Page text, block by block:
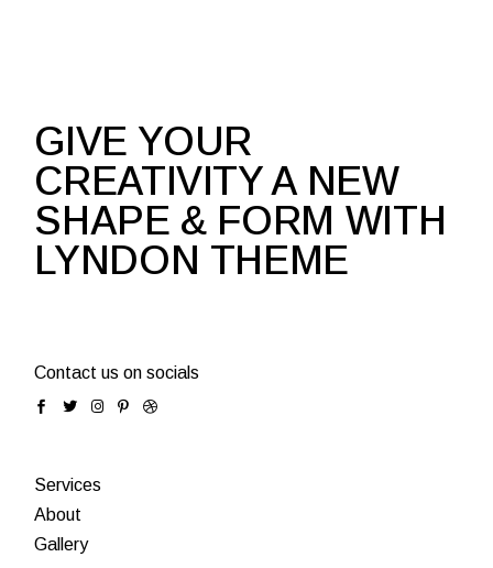
GIVE YOUR
CREATIVITY A NEW
SHAPE & FORM WITH
LYNDON THEME
Contact us on socials
Services
About
Gallery